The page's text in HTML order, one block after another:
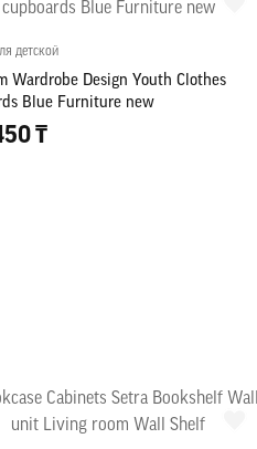
детской
Wardrobe Design Youth Clothes
Blue Furniture new
₸